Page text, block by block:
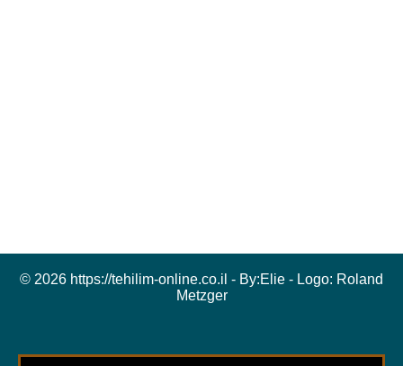
© 2026 https://tehilim-online.co.il - By:Elie - Logo: Roland
Metzger